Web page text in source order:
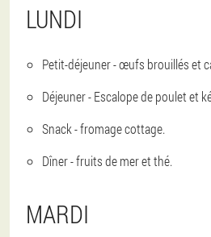
LUNDI
Petit-déjeuner - œufs brouillés et
Déjeuner - Escalope de poulet et
Snack - fromage cottage.
Dîner - fruits de mer et thé.
MARDI